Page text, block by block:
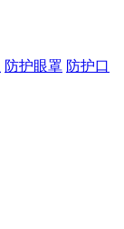
防护眼罩 防护口